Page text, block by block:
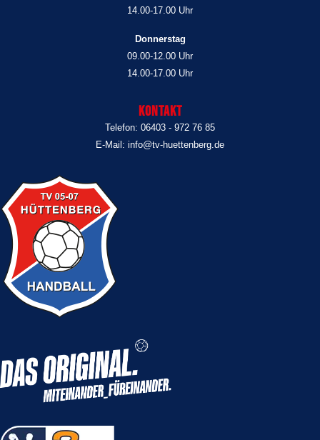
14.00-17.00 Uhr
Donnerstag
09.00-12.00 Uhr
14.00-17.00 Uhr
Kontakt
Telefon: 06403 - 972 76 85
E-Mail: info@tv-huettenberg.de